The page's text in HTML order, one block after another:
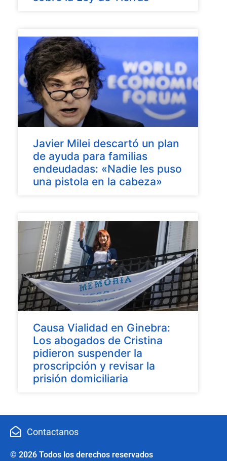
Javier Milei descartó un plan
de ayuda para familias
endeudadas: «Nadie les puso
una pistola en la cabeza»
Causa Vialidad en Ginebra:
Los abogados de Cristina
pidieron suspender la
proscripción y revisar la
prisión domiciliaria
Contactanos
© 2026 Todos los derechos reservados